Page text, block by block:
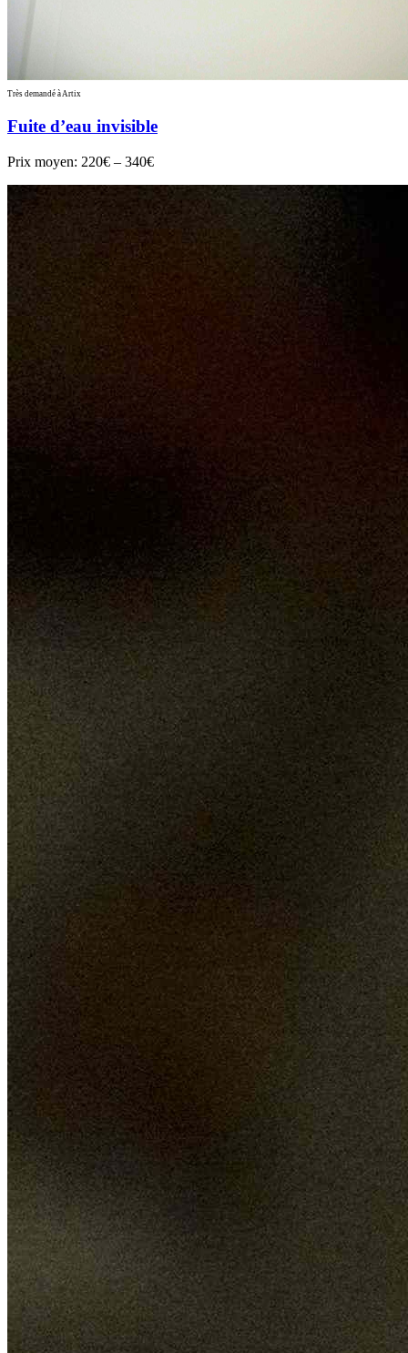
Très demandé à Artix
Fuite d’eau invisible
Prix moyen: 220€ – 340€